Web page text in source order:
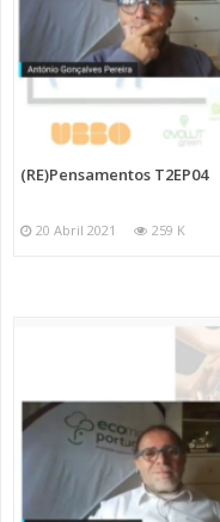
(RE)Pensamentos T2EP04
20 Abril 2021 259 K